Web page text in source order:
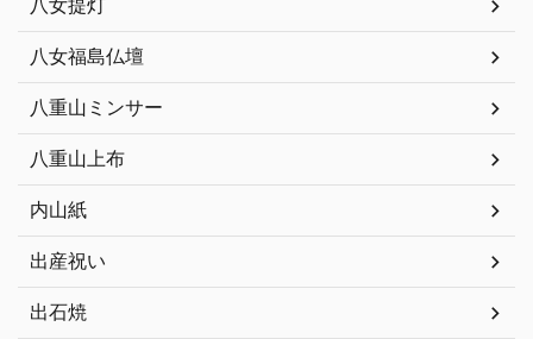
八女提灯
八女福島仏壇
八重山ミンサー
八重山上布
内山紙
出産祝い
出石焼